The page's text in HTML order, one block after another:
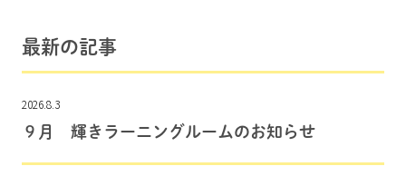
最新の記事
2026.8.3
９月 輝きラーニングルームのお知らせ